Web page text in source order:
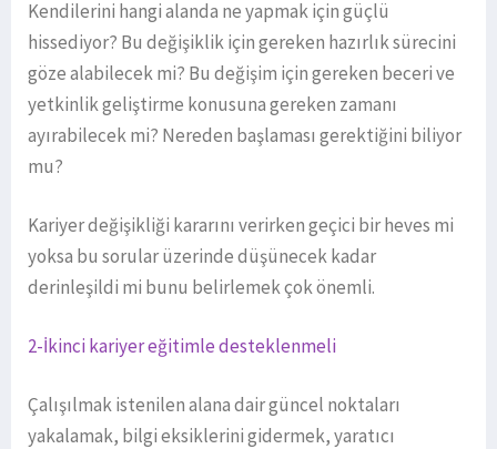
Kendilerini hangi alanda ne yapmak için güçlü
hissediyor? Bu değişiklik için gereken hazırlık sürecini
göze alabilecek mi? Bu değişim için gereken beceri ve
yetkinlik geliştirme konusuna gereken zamanı
ayırabilecek mi? Nereden başlaması gerektiğini biliyor
mu?
Kariyer değişikliği kararını verirken geçici bir heves mi
yoksa bu sorular üzerinde düşünecek kadar
derinleşildi mi bunu belirlemek çok önemli.
2-İkinci kariyer eğitimle desteklenmeli
Çalışılmak istenilen alana dair güncel noktaları
yakalamak, bilgi eksiklerini gidermek, yaratıcı